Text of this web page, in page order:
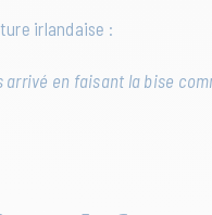
irlandaise :
en faisant la bise